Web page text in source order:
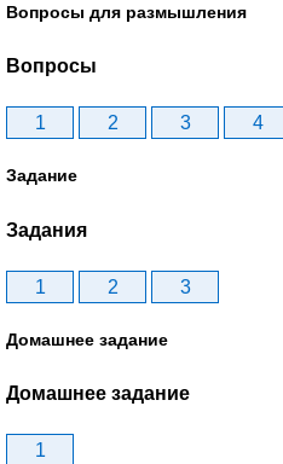
Вопросы для размышления
Вопросы
1 2 3 4
Задание
Задания
1 2 3
Домашнее задание
Домашнее задание
1